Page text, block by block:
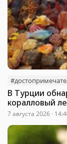
В Турции
коралловый
7 августа 2026 ·